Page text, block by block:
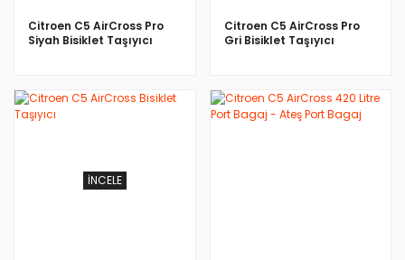
Citroen C5 AirCross Pro
Siyah Bisiklet Taşıyıcı
Citroen C5 AirCross Pro
Gri Bisiklet Taşıyıcı
İNCELE